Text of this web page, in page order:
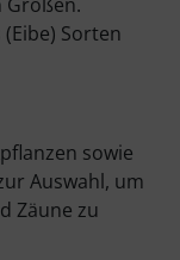
Größen.
Sorten
sowie
Auswahl, um
Zäune zu